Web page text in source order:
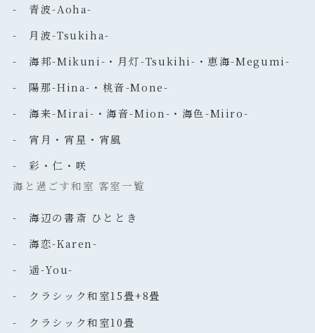
- 青波-Aoha-
- 月波-Tsukiha-
- 海邦-Mikuni-・月灯-Tsukihi-・恵海-Megumi-
- 陽那-Hina-・桃音-Mone-
- 海来-Mirai-・海音-Mion-・海色-Miiro-
- 宵月・宵星・宵風
- 彩・仁・咲
海と過ごす和室 客室一覧
- 海辺の書斎 ひととき
- 海恋-Karen-
- 遥-You-
- クラシック和室15畳+8畳
- クラシック和室10畳